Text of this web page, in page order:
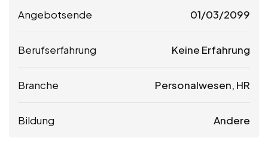
Angebotsende 01/03/2099
Berufserfahrung Keine Erfahrung
Branche Personalwesen, HR
Bildung Andere